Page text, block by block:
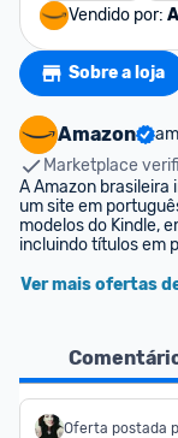
Vendido por:
Sobre a loja
Amazon
Marketplace
A Amazon
um site em
modelos do Kindle,
incluindo títulos em
Ver mais ofertas
Oferta postada